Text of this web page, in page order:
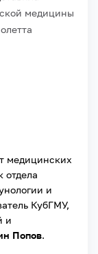
медицины
медицинских
отдела
и
КубГМУ,
и
Попов.